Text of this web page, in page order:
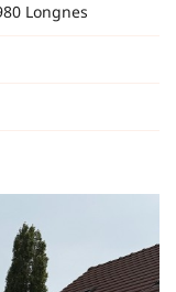
commerciales à
à tout moment en
Longnes